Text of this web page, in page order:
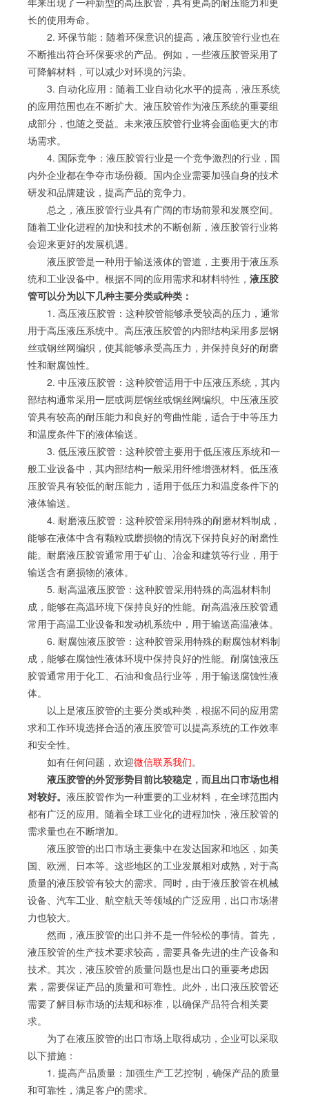
长的使用寿命。
2. 环保节能：随着环保意识的提高，液压胶管行业也在
不断推出符合环保要求的产品。例如，一些液压胶管采用了
可降解材料，可以减少对环境的污染。
3. 自动化应用：随着工业自动化水平的提高，液压系统
的应用范围也在不断扩大。液压胶管作为液压系统的重要组
成部分，也随之受益。未来液压胶管行业将会面临更大的市
场需求。
4. 国际竞争：液压胶管行业是一个竞争激烈的行业，国
内外企业都在争夺市场份额。国内企业需要加强自身的技术
研发和品牌建设，提高产品的竞争力。
总之，液压胶管行业具有广阔的市场前景和发展空间。
随着工业化进程的加快和技术的不断创新，液压胶管行业将
会迎来更好的发展机遇。
液压胶管是一种用于输送液体的管道，主要用于液压系
统和工业设备中。根据不同的应用需求和材料特性， 液压胶
管可以分为以下几种主要分类或种类：
1. 高压液压胶管：这种胶管能够承受较高的压力，通常
用于高压液压系统中。高压液压胶管的内部结构采用多层钢
丝或钢丝网编织，使其能够承受高压力，并保持良好的耐磨
性和耐腐蚀性。
2. 中压液压胶管：这种胶管适用于中压液压系统，其内
部结构通常采用一层或两层钢丝或钢丝网编织。中压液压胶
管具有较高的耐压能力和良好的弯曲性能，适合于中等压力
和温度条件下的液体输送。
3. 低压液压胶管：这种胶管主要用于低压液压系统和一
般工业设备中，其内部结构一般采用纤维增强材料。低压液
压胶管具有较低的耐压能力，适用于低压力和温度条件下的
液体输送。
4. 耐磨液压胶管：这种胶管采用特殊的耐磨材料制成，
能够在液体中含有颗粒或磨损物的情况下保持良好的耐磨性
能。耐磨液压胶管通常用于矿山、冶金和建筑等行业，用于
输送含有磨损物的液体。
5. 耐高温液压胶管：这种胶管采用特殊的高温材料制
成，能够在高温环境下保持良好的性能。耐高温液压胶管通
常用于高温工业设备和发动机系统中，用于输送高温液体。
6. 耐腐蚀液压胶管：这种胶管采用特殊的耐腐蚀材料制
成，能够在腐蚀性液体环境中保持良好的性能。耐腐蚀液压
胶管通常用于化工、石油和食品行业等，用于输送腐蚀性液
体。
以上是液压胶管的主要分类或种类，根据不同的应用需
求和工作环境选择合适的液压胶管可以提高系统的工作效率
和安全性。
如有任何问题，欢迎微信联系我们。
液压胶管的外贸形势目前比较稳定，而且出口市场也相
对较好。 液压胶管作为一种重要的工业材料，在全球范围内
都有广泛的应用。随着全球工业化的进程加快，液压胶管的
需求量也在不断增加。
液压胶管的出口市场主要集中在发达国家和地区，如美
国、欧洲、日本等。这些地区的工业发展相对成熟，对于高
质量的液压胶管有较大的需求。同时，由于液压胶管在机械
设备、汽车工业、航空航天等领域的广泛应用，出口市场潜
力也较大。
然而，液压胶管的出口并不是一件轻松的事情。首先，
液压胶管的生产技术要求较高，需要具备先进的生产设备和
技术。其次，液压胶管的质量问题也是出口的重要考虑因
素，需要保证产品的质量和可靠性。此外，出口液压胶管还
需要了解目标市场的法规和标准，以确保产品符合相关要
求。
为了在液压胶管的出口市场上取得成功，企业可以采取
以下措施：
1. 提高产品质量：加强生产工艺控制，确保产品的质量
和可靠性，满足客户的需求。